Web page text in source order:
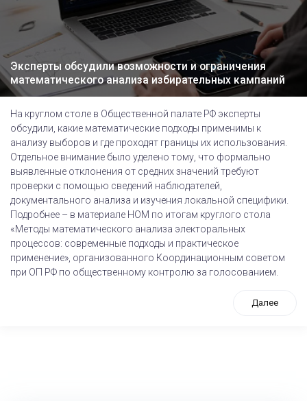
Эксперты обсудили возможности и ограничения
математического анализа избирательных кампаний
На круглом столе в Общественной палате РФ эксперты
обсудили, какие математические подходы применимы к
анализу выборов и где проходят границы их использования.
Отдельное внимание было уделено тому, что формально
выявленные отклонения от средних значений требуют
проверки с помощью сведений наблюдателей,
документального анализа и изучения локальной специфики.
Подробнее – в материале НОМ по итогам круглого стола
«Методы математического анализа электоральных
процессов: современные подходы и практическое
применение», организованного Координационным советом
при ОП РФ по общественному контролю за голосованием.
Далее